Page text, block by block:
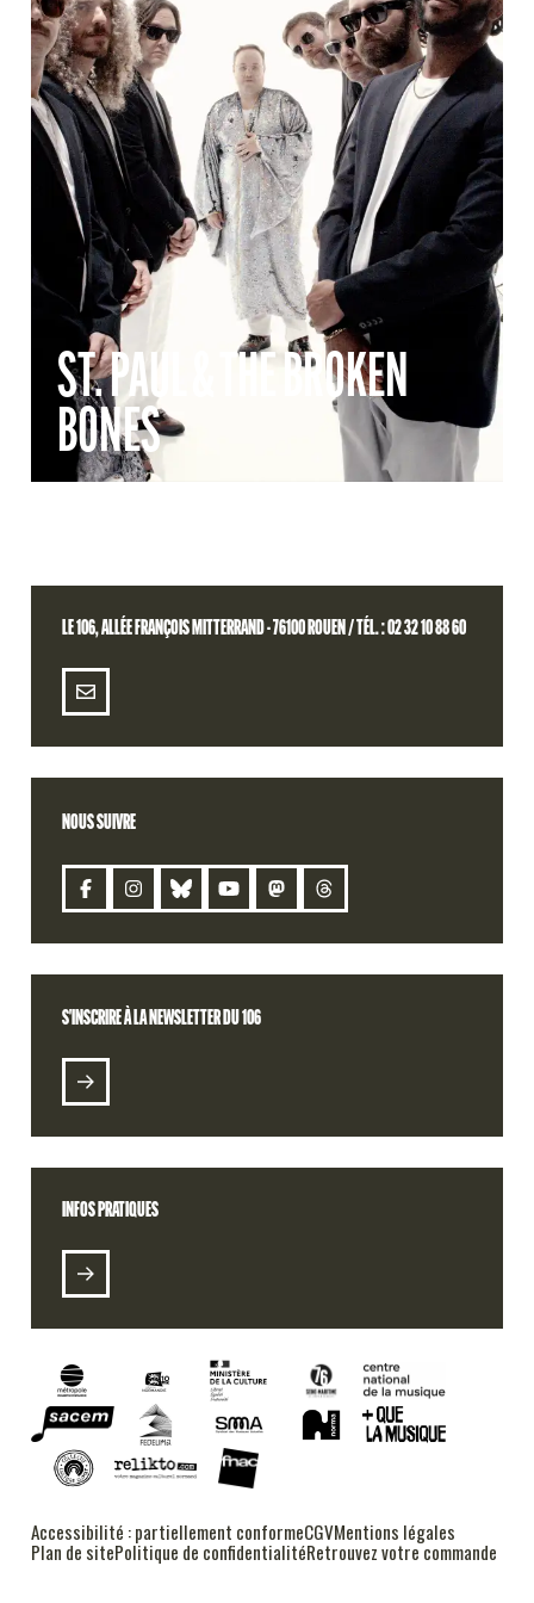
ST. PAUL & THE BROKEN
BONES
LE 106, ALLÉE FRANÇOIS MITTERRAND - 76100 ROUEN / TÉL. : 02 32 10 88 60
NOUS SUIVRE
S'INSCRIRE À LA NEWSLETTER DU 106
INFOS PRATIQUES
Accessibilité : partiellement conformeCGVMentions légales
Plan de sitePolitique de confidentialitéRetrouvez votre commande
CONTACT
S'INSCRIRE À LA NEWSLETTER DU 106
BILLETTERIE
RETROUVEZ VOTRE COMMANDE
RADIO 106
PODCASTS
ALT DSL (E-LABEL)
FESTIVAL RUSH